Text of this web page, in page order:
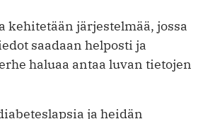
kehitetään järjestelmää, jossa
saadaan helposti ja
haluaa antaa luvan tietojen
ja heidän